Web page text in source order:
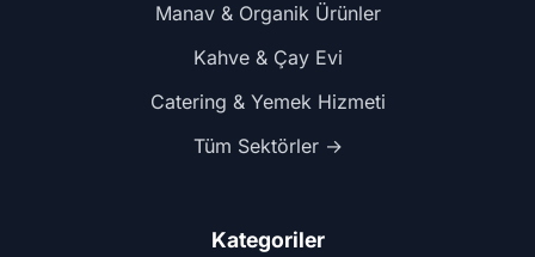
Manav & Organik Ürünler
Kahve & Çay Evi
Catering & Yemek Hizmeti
Tüm Sektörler →
Kategoriler